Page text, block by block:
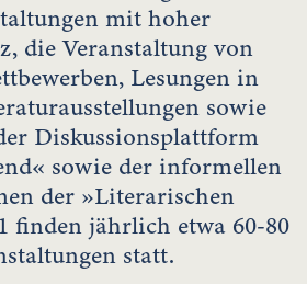
mit hoher
die Veranstaltung von
Lesungen in
sowie
Diskussionsplattform
sowie der informellen
der »Literarischen
finden jährlich etwa 60-80
statt.